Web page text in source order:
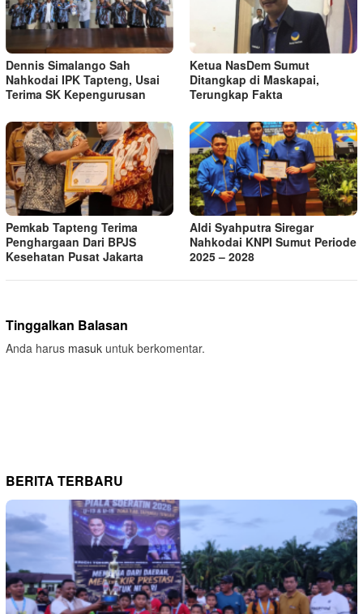
Dennis Simalango Sah
Nahkodai IPK Tapteng, Usai
Terima SK Kepengurusan
Ketua NasDem Sumut
Ditangkap di Maskapai,
Terungkap Fakta
Pemkab Tapteng Terima
Penghargaan Dari BPJS
Kesehatan Pusat Jakarta
Aldi Syahputra Siregar
Nahkodai KNPI Sumut Periode
2025 – 2028
Tinggalkan Balasan
Anda harus masuk untuk berkomentar.
BERITA TERBARU